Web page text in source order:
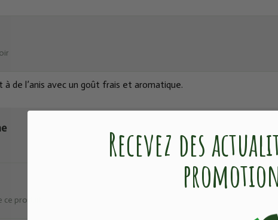
à de l’anis avec un goût frais et aromatique.
produit.
Recevez des